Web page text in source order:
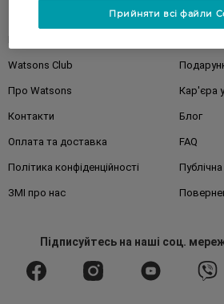
Watsons Club
Про Watsons Кар'єра
Контакти Блог
Оплата та доставка FAQ
Політика конфіденційності
ЗМІ про нас
Підписуйтесьна наші соц.
Прийняти всі файли